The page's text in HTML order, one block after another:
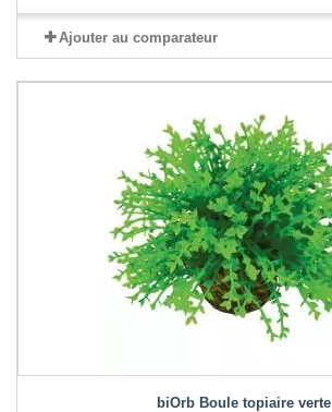
Ajouter au comparateur
biOrb Boule topiaire verte